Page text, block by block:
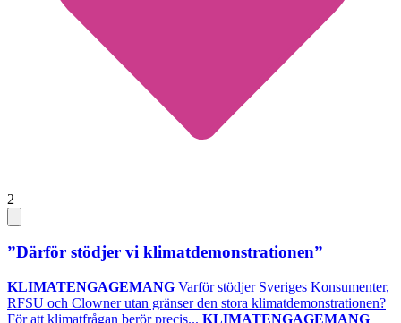
2
”Därför stödjer vi klimatdemonstrationen”
KLIMATENGAGEMANG Varför stödjer Sveriges Konsumenter,
RFSU och Clowner utan gränser den stora klimatdemonstrationen?
För att klimatfrågan berör precis... KLIMATENGAGEMANG